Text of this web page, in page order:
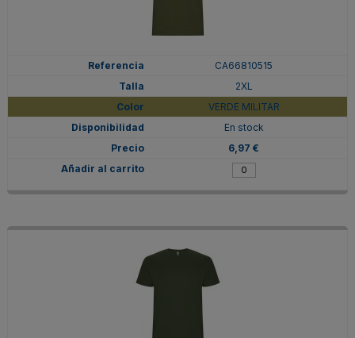
CA66810515
2XL
VERDE MILITAR
En stock
6,97 €